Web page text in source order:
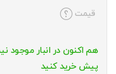
قیمت
هم اکنون در انبار موجود
پیش خرید کنید